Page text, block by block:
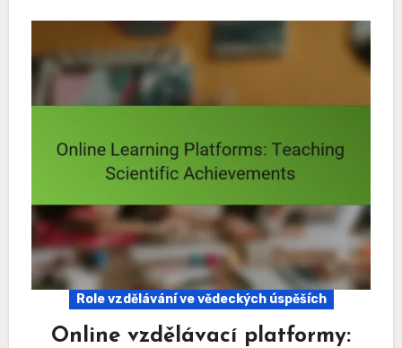
Role vzdělávání ve vědeckých úspěších
Online vzdělávací platformy: